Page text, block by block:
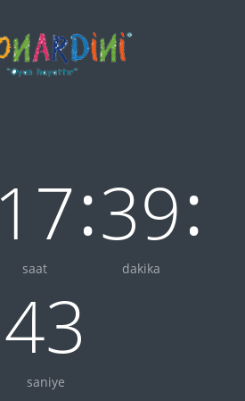
17
saat
:39
dakika
:
43
saniye